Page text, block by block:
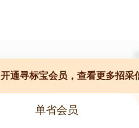
开通寻标宝会员，查看更多招采
单省会员